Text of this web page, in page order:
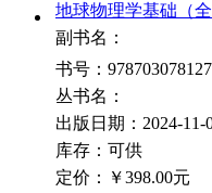
地球物理学基础（全
副书名：
书号：
丛书名：
出版日期：2024-11-
库存：可供
定价：
￥398.00元